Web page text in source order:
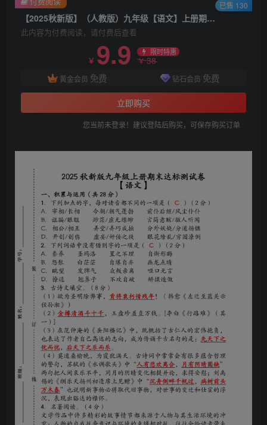
【2025秋新版】（人教版）九年级【语文】上册期末达标测试卷（含答案）
此内容为付费阅读，请付费后查看
￥ 9.9 限时特惠
￥38
黄金会员 免费 钻石会员 免费
立即购买
您当前未登录！建议登陆后购买，可保存购买订单
已售 130